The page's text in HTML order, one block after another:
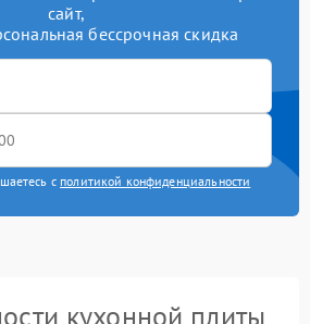
сайт,
бессрочная скидка
с политикой конфиденциальности
кухонной плиты